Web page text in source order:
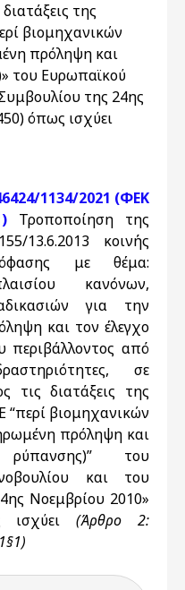
της
βιομηχανικών
πρόληψη και
του Ευρωπαϊκού
της 24ης
όπως ισχύει
1134/2021 (ΦΕΚ
Τροποποίηση της
13.6.2013 κοινής
με θέμα:
κανόνων,
για την
και τον έλεγχο
περιβάλλοντος από
σε
τις διατάξεις της
“περί βιομηχανικών
πρόληψη και
του
και του
Νοεμβρίου 2010»
ισχύει(Άρθρο 2: